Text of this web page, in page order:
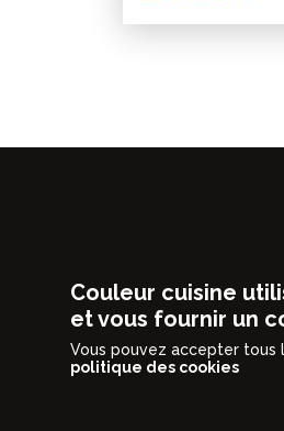
MEILLEUR
QUAND
C'EST
Couleur cuisine
et vous fournir un
Vous pouvez accepter tous
politique des cookies